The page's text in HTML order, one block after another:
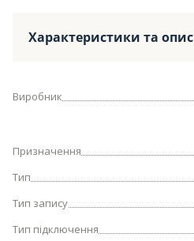
Характеристики та опис
Виробник
Призначення
Тип
Тип запису
Тип підключення